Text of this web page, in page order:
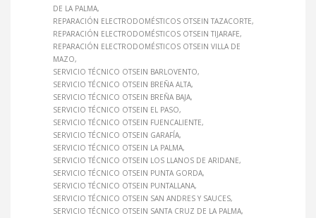
DE LA PALMA
REPARACIÓN ELECTRODOMÉSTICOS OTSEIN TAZACORTE
REPARACIÓN ELECTRODOMÉSTICOS OTSEIN TIJARAFE
REPARACIÓN ELECTRODOMÉSTICOS OTSEIN VILLA DE
MAZO
SERVICIO TÉCNICO OTSEIN BARLOVENTO
SERVICIO TÉCNICO OTSEIN BREÑA ALTA
SERVICIO TÉCNICO OTSEIN BREÑA BAJA
SERVICIO TÉCNICO OTSEIN EL PASO
SERVICIO TÉCNICO OTSEIN FUENCALIENTE
SERVICIO TÉCNICO OTSEIN GARAFÍA
SERVICIO TÉCNICO OTSEIN LA PALMA
SERVICIO TÉCNICO OTSEIN LOS LLANOS DE ARIDANE
SERVICIO TÉCNICO OTSEIN PUNTA GORDA
SERVICIO TÉCNICO OTSEIN PUNTALLANA
SERVICIO TÉCNICO OTSEIN SAN ANDRES Y SAUCES
SERVICIO TÉCNICO OTSEIN SANTA CRUZ DE LA PALMA